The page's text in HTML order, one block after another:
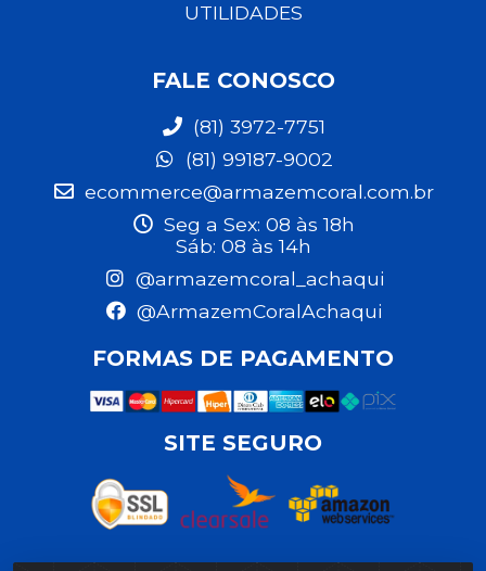
UTILIDADES
FALE CONOSCO
(81) 3972-7751
(81) 99187-9002
ecommerce@armazemcoral.com.br
Seg a Sex: 08 às 18h
Sáb: 08 às 14h
@armazemcoral_achaqui
@ArmazemCoralAchaqui
FORMAS DE PAGAMENTO
SITE SEGURO